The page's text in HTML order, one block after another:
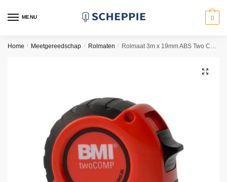
MENU 0
Home / Meetgereedschap / Rolmaten / Rolmaat 3m x 19mm ABS Two Comp | BMI
🔍